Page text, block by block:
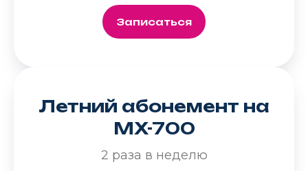
Записаться
Летний абонемент на
MX-700
2 раза в неделю